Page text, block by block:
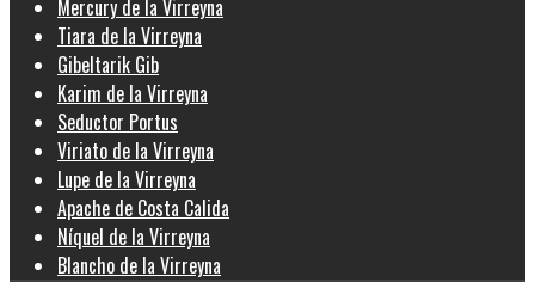
Mercury de la Virreyna
Tiara de la Virreyna
Gibeltarik Gib
Karim de la Virreyna
Seductor Portus
Viriato de la Virreyna
Lupe de la Virreyna
Apache de Costa Calida
Níquel de la Virreyna
Blancho de la Virreyna